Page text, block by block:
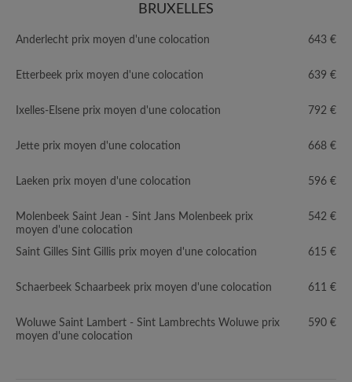
BRUXELLES
Anderlecht prix moyen d'une colocation 643 €
Etterbeek prix moyen d'une colocation 639 €
Ixelles-Elsene prix moyen d'une colocation 792 €
Jette prix moyen d'une colocation 668 €
Laeken prix moyen d'une colocation 596 €
Molenbeek Saint Jean - Sint Jans Molenbeek prix
moyen d'une colocation
542 €
Saint Gilles Sint Gillis prix moyen d'une colocation 615 €
Schaerbeek Schaarbeek prix moyen d'une colocation 611 €
Woluwe Saint Lambert - Sint Lambrechts Woluwe prix
moyen d'une colocation
590 €